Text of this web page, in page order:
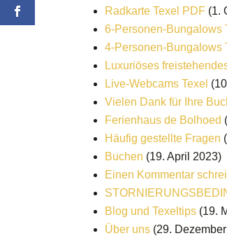
Radkarte Texel PDF (1.
6-Personen-Bungalows
4-Personen-Bungalows
Luxuriöses
Live-Webcams Texel
Vielen Dank für Ihre
Ferienhaus de Bolhoed
Häufig gestellte Fragen
Buchen (19. April 2023)
Einen Kommentar
Blog und Texeltips (19.
Über uns (29.